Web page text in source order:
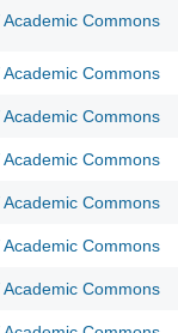
Academic Commons
Academic Commons
Academic Commons
Academic Commons
Academic Commons
Academic Commons
Academic Commons